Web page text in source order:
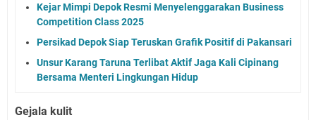
Kejar Mimpi Depok Resmi Menyelenggarakan Business
Competition Class 2025
Persikad Depok Siap Teruskan Grafik Positif di Pakansari
Unsur Karang Taruna Terlibat Aktif Jaga Kali Cipinang
Bersama Menteri Lingkungan Hidup
Gejala kulit